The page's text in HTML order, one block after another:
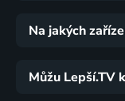
Na jakých
Můžu Lepší.TV